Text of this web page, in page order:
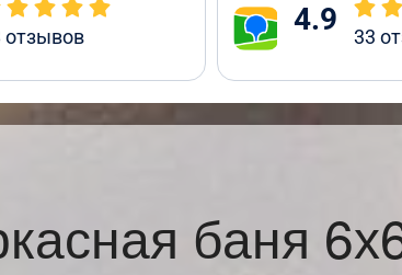
отзывов 4.9 33
баня